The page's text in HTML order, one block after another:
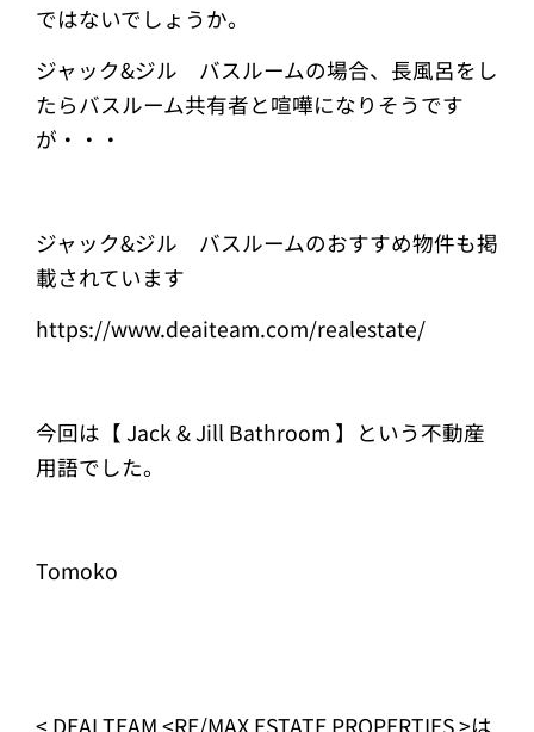
ではないでしょうか。
ジャック&ジル バスルームの場合、長風呂をし
たらバスルーム共有者と喧嘩になりそうです
が・・・
ジャック&ジル バスルームのおすすめ物件も掲
載されています
https://www.deaiteam.com/realestate/
今回は【 Jack & Jill Bathroom 】という不動産
用語でした。
Tomoko
< DEAI TEAM <RE/MAX ESTATE PROPERTIES >は